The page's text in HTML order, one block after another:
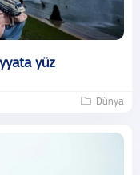
yüz
Dünya